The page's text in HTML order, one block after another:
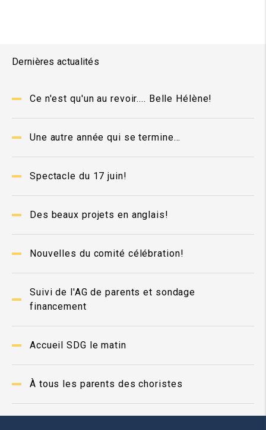
Dernières actualités
Ce n'est qu'un au revoir.... Belle Hélène!
Une autre année qui se termine...
Spectacle du 17 juin!
Des beaux projets en anglais!
Nouvelles du comité célébration!
Suivi de l'AG de parents et sondage
financement
Accueil SDG le matin
À tous les parents des choristes